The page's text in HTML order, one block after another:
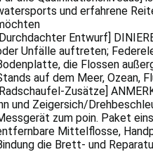
und erfahrene
Entwurf]
Unfälle auftreten;
die Flossen
auf dem Meer, Ozean,
Zusätze]
und Zeigersich/
zum poin. Paket
Mittelflosse,
die Brett- und